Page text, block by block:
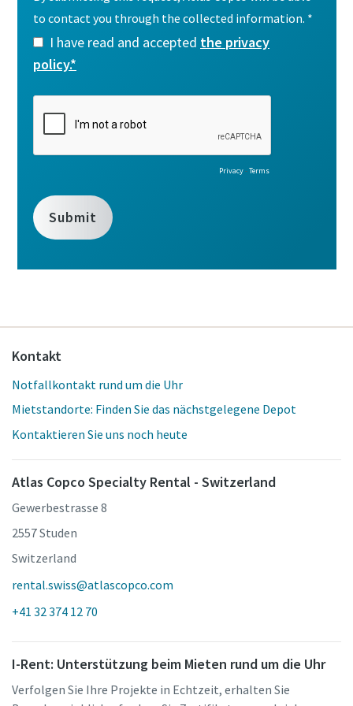
Kontakt
Notfallkontakt rund um die Uhr
Mietstandorte: Finden Sie das nächstgelegene Depot
Kontaktieren Sie uns noch heute
Atlas Copco Specialty Rental - Switzerland
Gewerbestrasse 8
2557 Studen
Switzerland
rental.swiss@atlascopco.com
+41 32 374 12 70
I-Rent: Unterstützung beim Mieten rund um die Uhr
Verfolgen Sie Ihre Projekte in Echtzeit, erhalten Sie